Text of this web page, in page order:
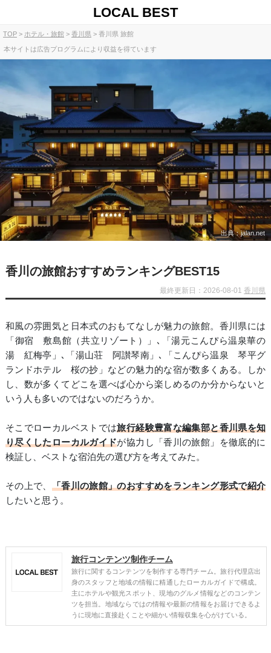
LOCAL BEST
TOP ホテル・旅館 香川県 香川県 旅館
本サイトは広告プログラムにより収益を得ています
出典：jalan.net
香川の旅館おすすめランキングBEST15
最終更新日：2026-08-01香川県
和風の雰囲気と日本式のおもてなしが魅力の旅館。香川県には
「御宿 敷島館（共立リゾート）」､「湯元こんぴら温泉華の
湯 紅梅亭」､「湯山荘 阿讃琴南」､「こんぴら温泉 琴平グ
ランドホテル 桜の抄」などの魅力的な宿が数多くある。しか
し、数が多くてどこを選べば心から楽しめるのか分からないと
いう人も多いのではないのだろうか。
そこでローカルベストでは旅行経験豊富な編集部と香川県を知
り尽くしたローカルガイドが協力し「香川の旅館」を徹底的に
検証し、ベストな宿泊先の選び方を考えてみた。
その上で、 「香川の旅館」のおすすめをランキング形式で紹介
したいと思う。
旅行コンテンツ制作チーム
旅行に関するコンテンツを制作する専門チーム。旅行代理店出
身のスタッフと地域の情報に精通したローカルガイドで構成。
主にホテルや観光スポット、現地のグルメ情報などのコンテン
ツを担当。地域ならではの情報や最新の情報をお届けできるよ
うに現地に直接赴くことや細かい情報収集を心がけている。